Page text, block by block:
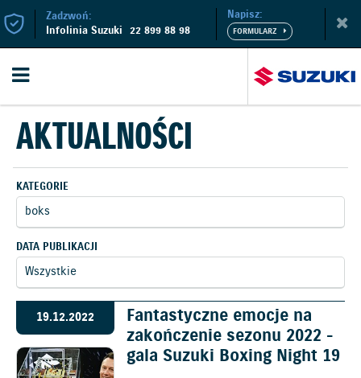
Zadzwoń:
Infolinia Suzuki 22 899 88 98
Napisz:
AKTUALNOŚCI
KATEGORIE
DATA PUBLIKACJI
19.12.2022
Fantastyczne emocje na
zakończenie sezonu 2022 -
gala Suzuki Boxing Night 19